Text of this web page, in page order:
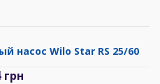
насос Wilo Star RS 25/60
грн